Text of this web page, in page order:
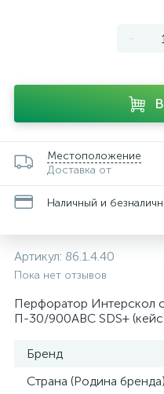
-
Местоположение
Доставка от
Наличный и
Артикул: 86.1.4.40
Пока нет отзывов
Перфоратор Интерскол
П-30/900АВС SDS+
Бренд
Страна (Родина бренда)